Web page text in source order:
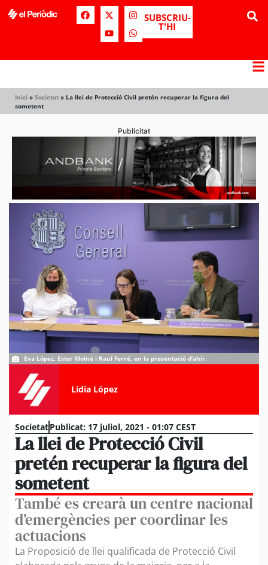
SUBSCRIU-
T'HI
Inici » Societat » La llei de Protecció Civil pretén recuperar la figura del
sometent
Publicitat
Eva López, Ester Molné i Raul Ferré, en la presentació d’ahir.
Lídia López
SocietatPublicat: 17 juliol, 2021 - 01:07 CEST
La llei de Protecció Civil
pretén recuperar la figura del
sometent
També es crearà un centre nacional
d’emergències per coordinar les
actuacions
La Proposició de llei qualificada de Protecció Civil